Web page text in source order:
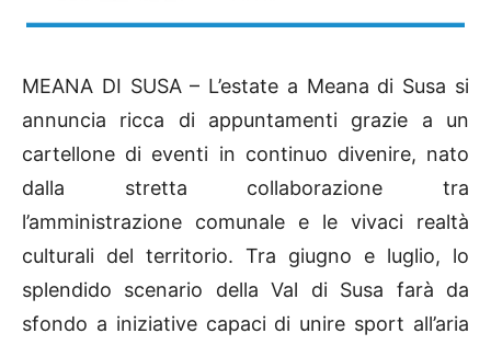
MEANA DI SUSA – L’estate a Meana di Susa si
annuncia ricca di appuntamenti grazie a un
cartellone di eventi in continuo divenire, nato
dalla stretta collaborazione tra
l’amministrazione comunale e le vivaci realtà
culturali del territorio. Tra giugno e luglio, lo
splendido scenario della Val di Susa farà da
sfondo a iniziative capaci di unire sport all’aria